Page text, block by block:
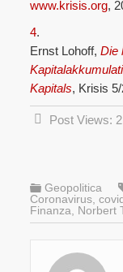
www.krisis.org,
4.
Ernst Lohoff,Die
Kapitals, Krisis
Post Views:
Geopolitica
Coronavirus ,
Finanza
Norbert